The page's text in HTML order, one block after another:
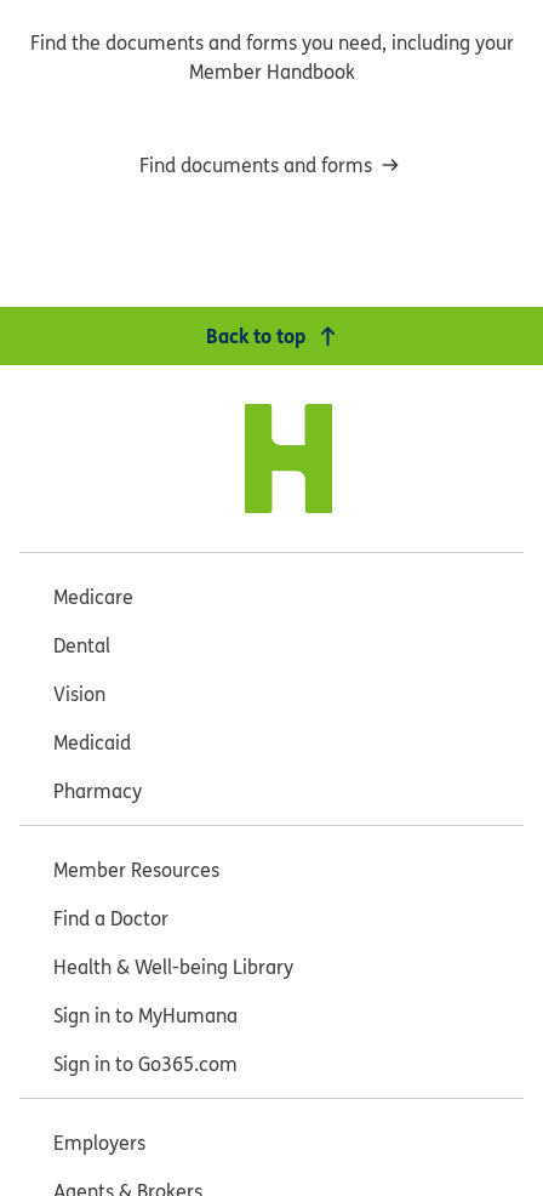
Find the documents and forms you need, including your
Member Handbook
Find documents and forms
Back to top
Medicare
Dental
Vision
Medicaid
Pharmacy
Member Resources
Find a Doctor
Health & Well-being Library
Sign in to MyHumana
Sign in to Go365.com
Employers